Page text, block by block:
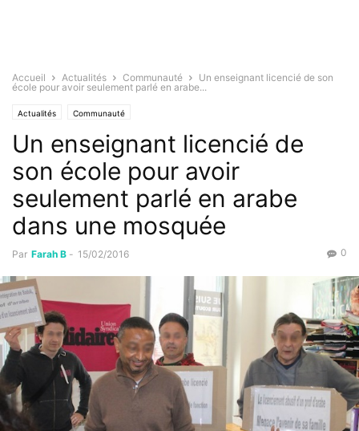
Accueil Actualités Communauté
Un enseignant licencié de son
école pour avoir seulement parlé en arabe...
Actualités Communauté
Un enseignant licencié de
son école pour avoir
seulement parlé en arabe
dans une mosquée
Par Farah B - 15/02/2016 0